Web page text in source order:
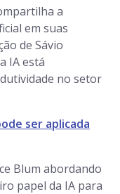
a
em suas
de Sávio
IA está
no setor
ser aplicada
Blum abordando
papel da IA para